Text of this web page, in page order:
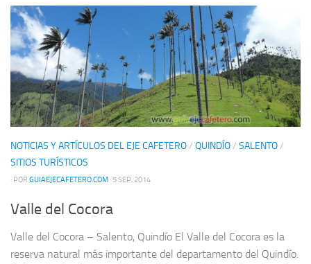
NOTICIAS Y ARTÍCULOS DEL EJE CAFETERO/ QUINDÍO/ SALENTO/
SITIOS TURÍSTICOS
· POR GUIAEJECAFETERO.COM · 5 SEP, 2014
Valle del Cocora
Valle del Cocora – Salento, Quindío El Valle del Cocora es la
reserva natural más importante del departamento del Quindío.